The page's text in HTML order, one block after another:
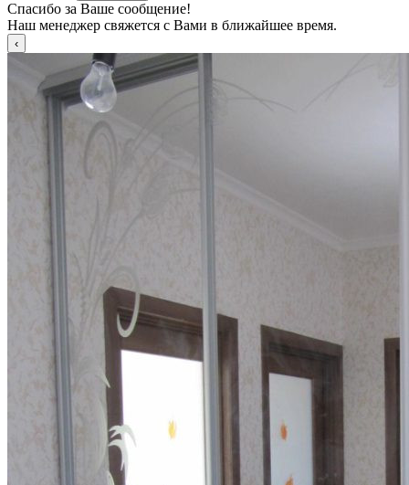
Спасибо за Ваше сообщение!
Наш менеджер свяжется с Вами в ближайшее время.